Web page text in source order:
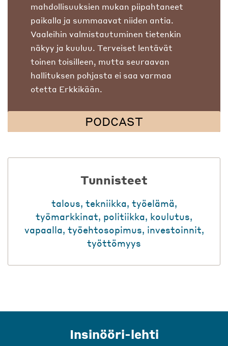
mahdollisuuksien mukan piipahtaneet
paikalla ja summaavat niiden antia.
Vaaleihin valmistautuminen tietenkin
näkyy ja kuuluu. Terveiset lentävät
toinen toisilleen, mutta seuraavan
hallituksen pohjasta ei saa varmaa
otetta Erkkikään.
PODCAST
Tunnisteet
talous, tekniikka, työelämä,
työmarkkinat, politiikka, koulutus,
vapaalla, työehtosopimus, investoinnit,
työttömyys
Insinööri-lehti